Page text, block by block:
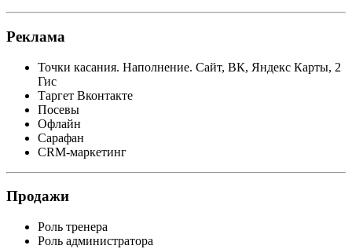
Реклама
Точки касания. Наполнение. Сайт, ВК, Яндекс Карты, 2
Гис
Таргет Вконтакте
Посевы
Офлайн
Сарафан
CRM-маркетинг
Продажи
Роль тренера
Роль администратора